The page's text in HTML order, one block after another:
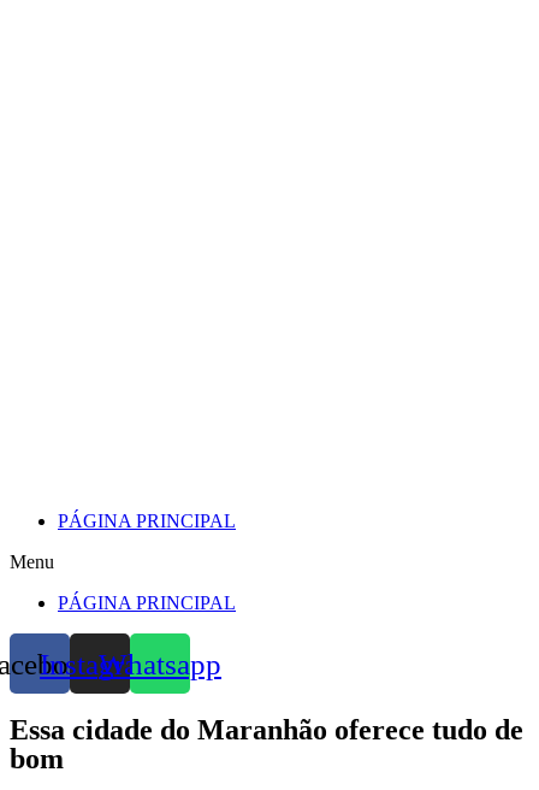
PÁGINA PRINCIPAL
Menu
PÁGINA PRINCIPAL
InstagramWhatsapp
Essa cidade do Maranhão oferece tudo de
bom